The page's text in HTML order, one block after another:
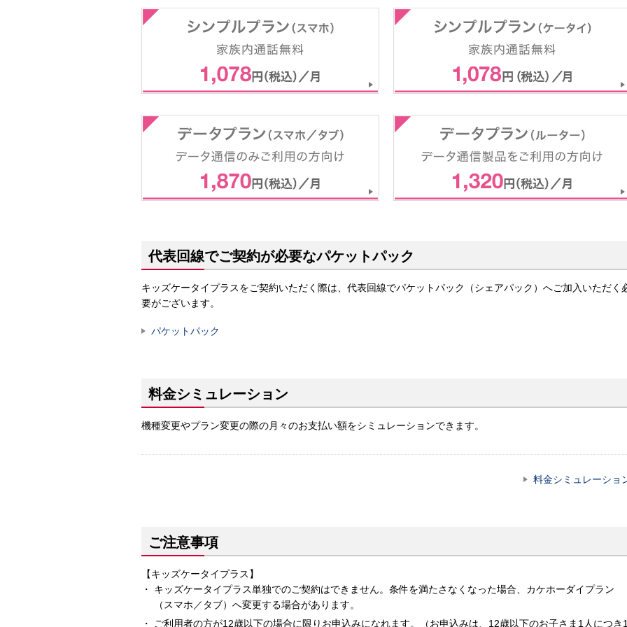
代表回線でご契約が必要なパケットパック
キッズケータイプラスをご契約いただく際は、代表回線でパケットパック（シェアパック）へご加入いただく
要がございます。
パケットパック
料金シミュレーション
機種変更やプラン変更の際の月々のお支払い額をシミュレーションできます。
料金シミュレーショ
ご注意事項
【キッズケータイプラス】
キッズケータイプラス単独でのご契約はできません。条件を満たさなくなった場合、カケホーダイプラン
（スマホ／タブ）へ変更する場合があります。
ご利用者の方が12歳以下の場合に限りお申込みになれます。（お申込みは、12歳以下のお子さま1人につき